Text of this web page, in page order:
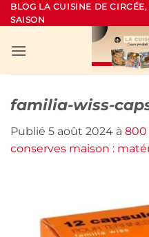
Passer
au
BLOG LA CUISINE DE
SAISON
familia-wiss-
Publié 5 août 2024 à 800
conserves maison :